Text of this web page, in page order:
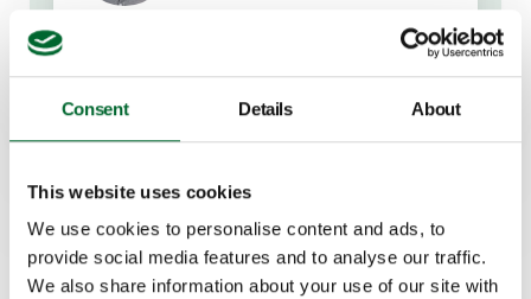
Consent Details About
This website uses cookies
We use cookies to personalise content and ads, to
provide social media features and to analyse our traffic.
We also share information about your use of our site with